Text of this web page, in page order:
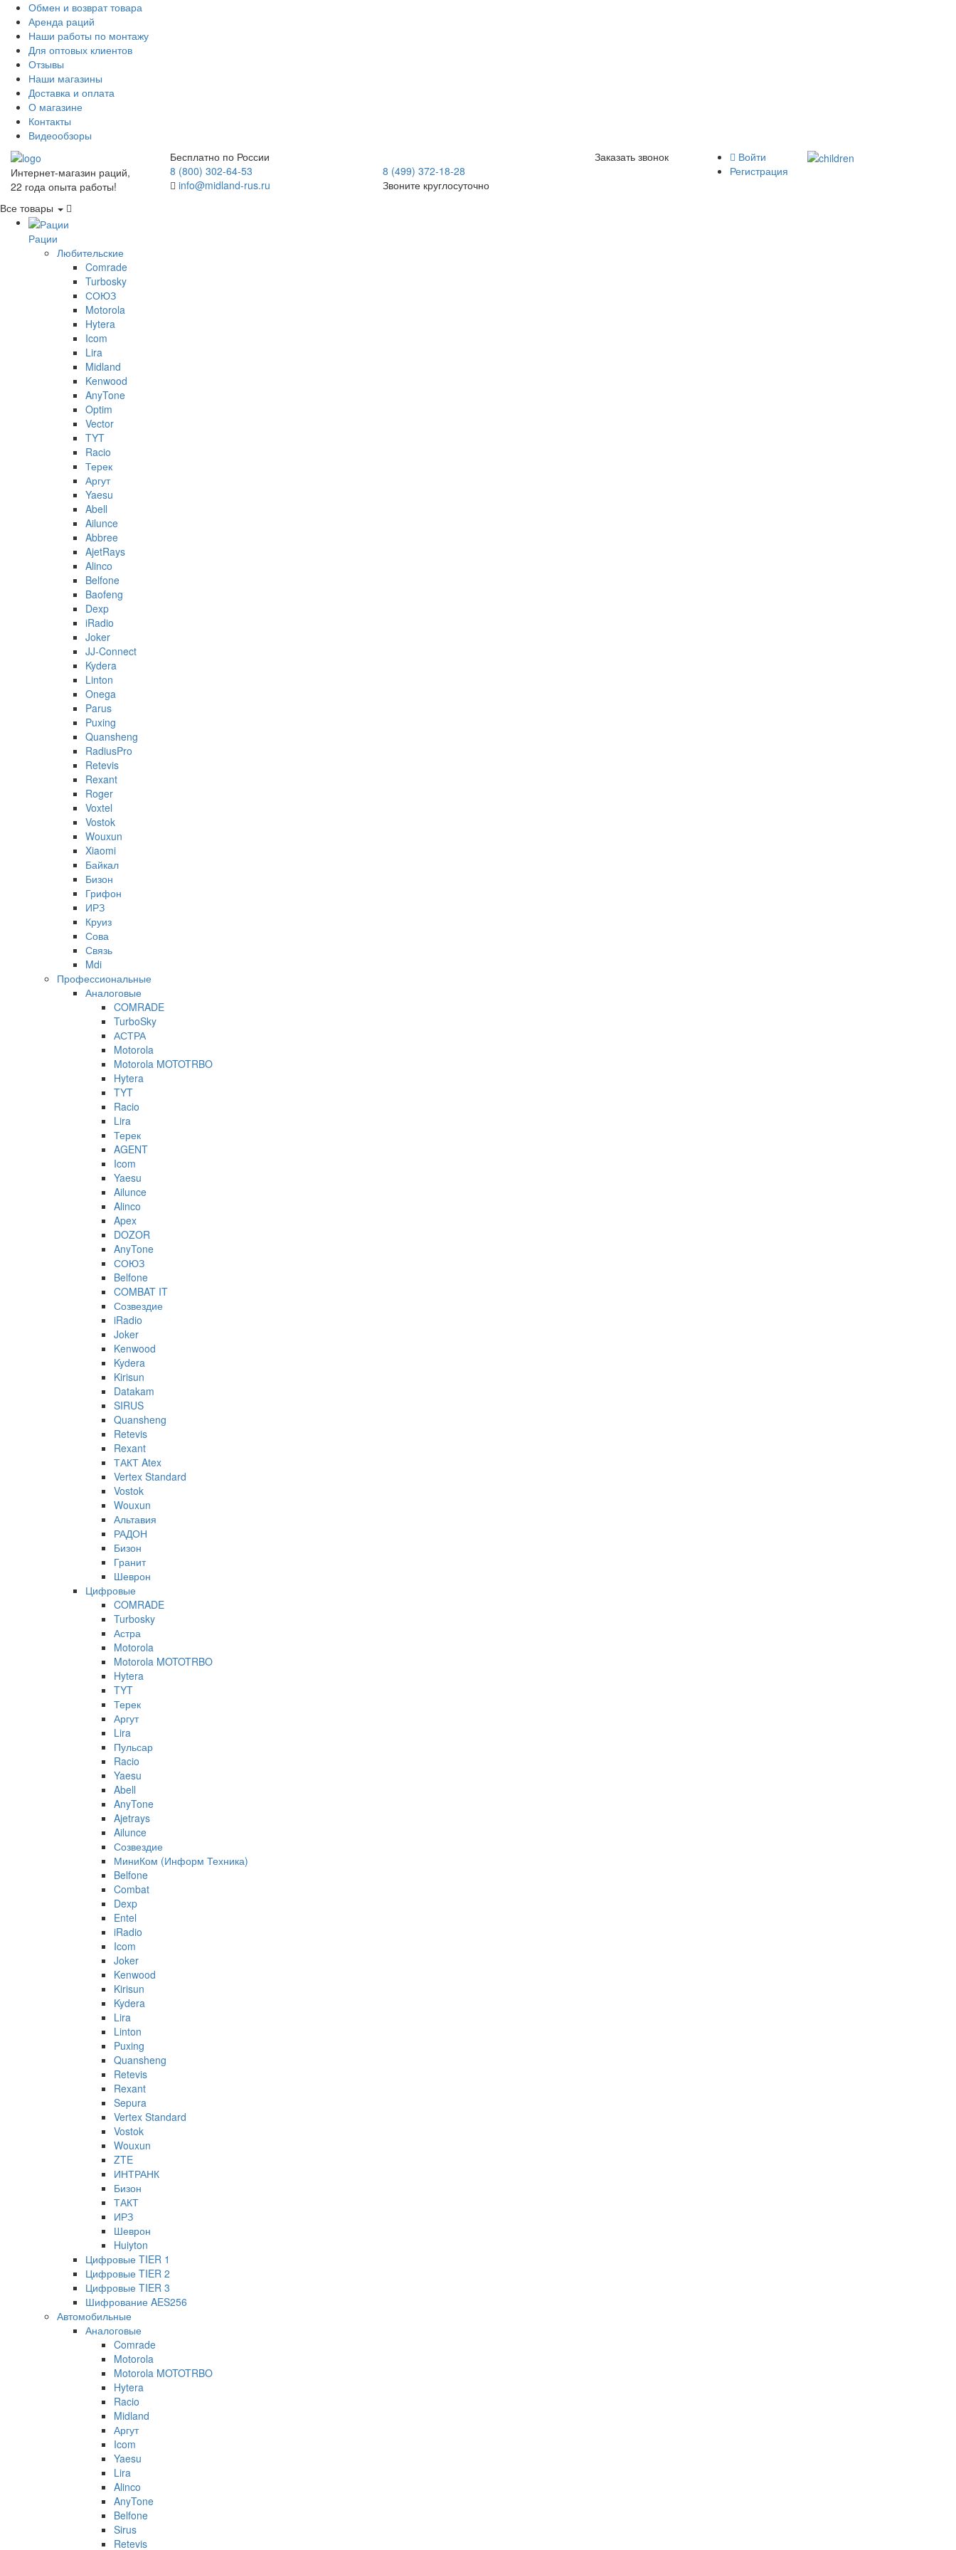
Обмен и возврат товара
Аренда раций
Наши работы по монтажу
Для оптовых клиентов
Отзывы
Наши магазины
Доставка и оплата
О магазине
Контакты
Видеообзоры
Интернет-магазин раций,
22 года опыта работы!
Бесплатно по России
8 (800) 302-64-53
info@midland-rus.ru
8 (499) 372-18-28
Звоните круглосуточно
Заказать звонок
Войти
Регистрация
Все товары
Рации
Любительские
Comrade
Turbosky
СОЮЗ
Motorola
Hytera
Icom
Lira
Midland
Kenwood
AnyTone
Optim
Vector
TYT
Racio
Терек
Аргут
Yaesu
Abell
Ailunce
Abbree
AjetRays
Alinco
Belfone
Baofeng
Dexp
iRadio
Joker
JJ-Connect
Kydera
Linton
Onega
Parus
Puxing
Quansheng
RadiusPro
Retevis
Rexant
Roger
Voxtel
Vostok
Wouxun
Xiaomi
Байкал
Бизон
Грифон
ИРЗ
Круиз
Сова
Связь
Mdi
Профессиональные
Аналоговые
COMRADE
TurboSky
АСТРА
Motorola
Motorola MOTOTRBO
Hytera
TYT
Racio
Lira
Терек
AGENT
Icom
Yaesu
Ailunce
Alinco
Apex
DOZOR
AnyTone
СОЮЗ
Belfone
COMBAT IT
Созвездие
iRadio
Joker
Kenwood
Kydera
Kirisun
Datakam
SIRUS
Quansheng
Retevis
Rexant
ТАКТ Atex
Vertex Standard
Vostok
Wouxun
Альтавия
РАДОН
Бизон
Гранит
Шеврон
Цифровые
COMRADE
Turbosky
Астра
Motorola
Motorola MOTOTRBO
Hytera
TYT
Терек
Аргут
Lira
Пульсар
Racio
Yaesu
Abell
AnyTone
Ajetrays
Ailunce
Созвездие
МиниКом (Информ Техника)
Belfone
Combat
Dexp
Entel
iRadio
Icom
Joker
Kenwood
Kirisun
Kydera
Lira
Linton
Puxing
Quansheng
Retevis
Rexant
Sepura
Vertex Standard
Vostok
Wouxun
ZTE
ИНТРАНК
Бизон
ТАКТ
ИРЗ
Шеврон
Huiyton
Цифровые TIER 1
Цифровые TIER 2
Цифровые TIER 3
Шифрование AES256
Автомобильные
Аналоговые
Comrade
Motorola
Motorola MOTOTRBO
Hytera
Racio
Midland
Аргут
Icom
Yaesu
Lira
Alinco
AnyTone
Belfone
Sirus
Retevis